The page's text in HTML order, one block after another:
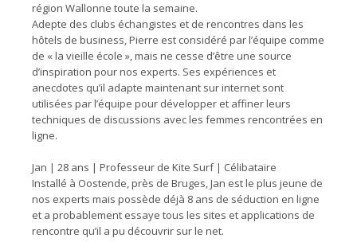
région Wallonne toute la semaine.
Adepte des clubs échangistes et de rencontres dans les
hôtels de business, Pierre est considéré par l’équipe comme
de « la vieille école », mais ne cesse d’être une source
d’inspiration pour nos experts. Ses expériences et
anecdotes qu’il adapte maintenant sur internet sont
utilisées par l’équipe pour développer et affiner leurs
techniques de discussions avec les femmes rencontrées en
ligne.
Jan | 28 ans | Professeur de Kite Surf | Célibataire
Installé à Oostende, près de Bruges, Jan est le plus jeune de
nos experts mais possède déjà 8 ans de séduction en ligne
et a probablement essaye tous les sites et applications de
rencontre qu’il a pu découvrir sur le net.